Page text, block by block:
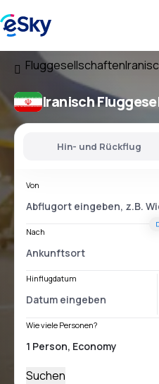
Fluggesellschaften
Iranisch
Hin- und Rückflug
Von
Nach
Hinflugdatum
Wie viele Personen?
Suchen